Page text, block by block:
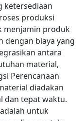
ketersediaan
produksi
menjamin produk
dengan biaya yang
antara
material,
Perencanaan
diadakan
dan tepat waktu.
untuk